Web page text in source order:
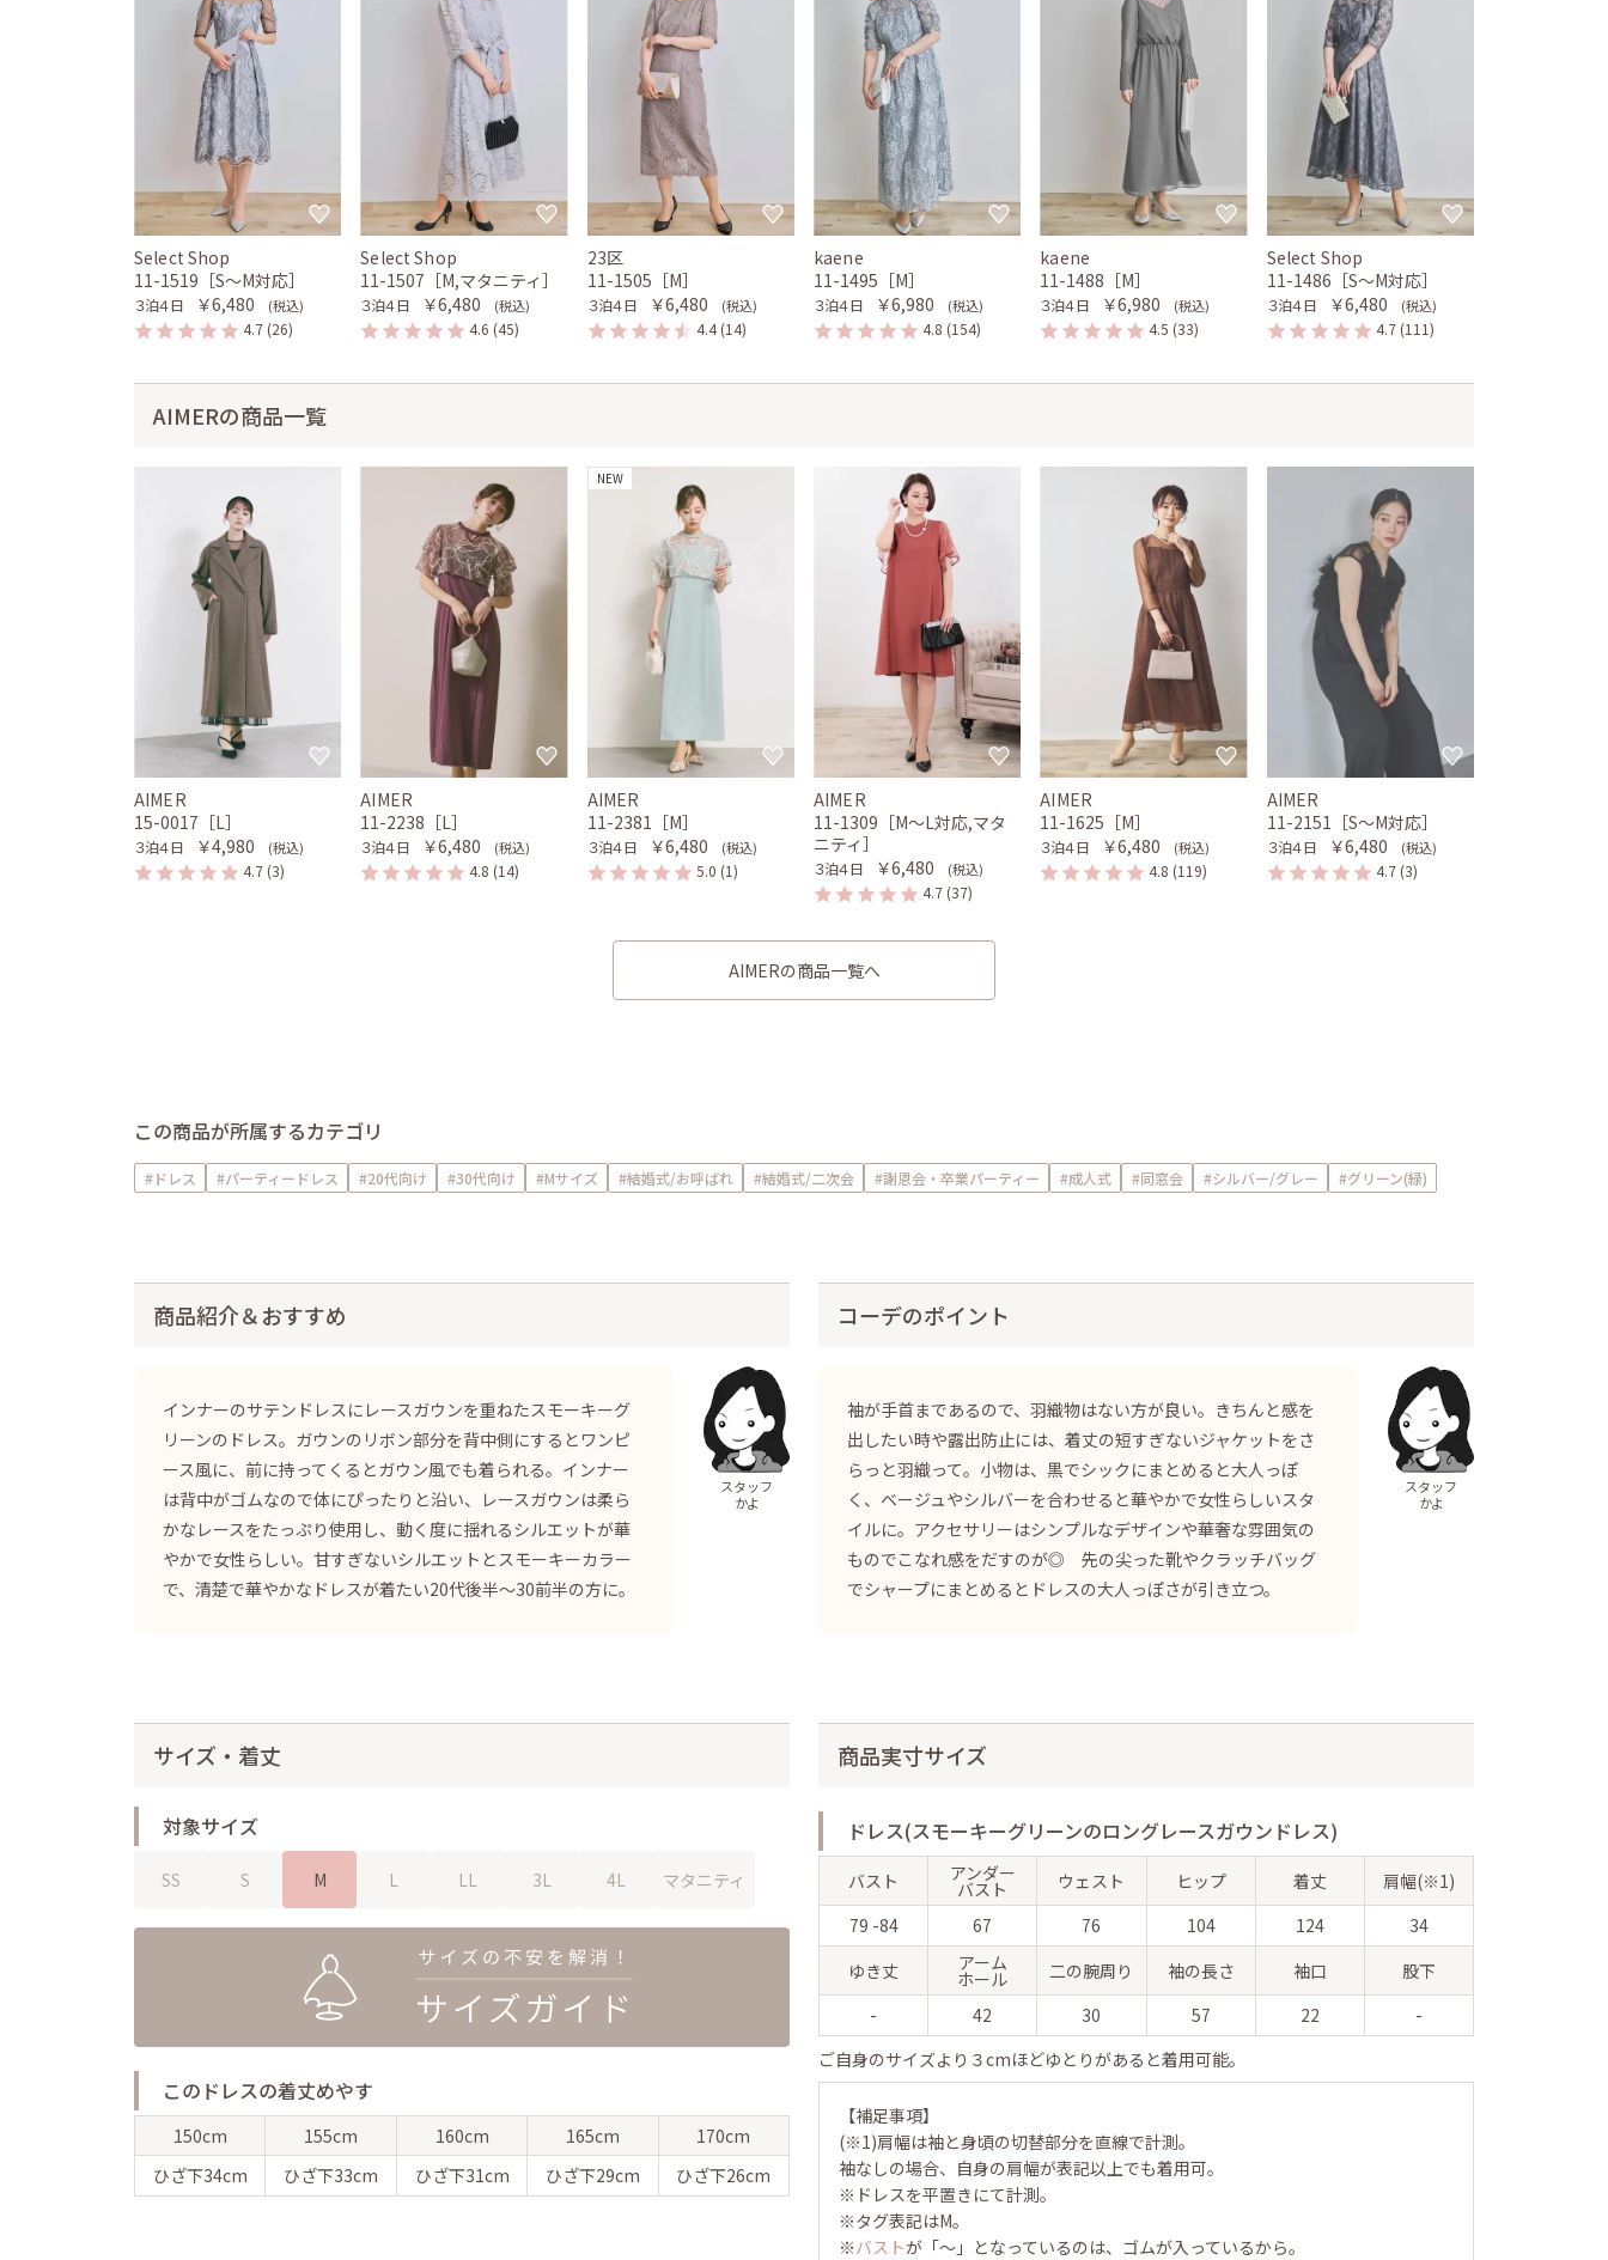
Select Shop
11-1519［S〜M対応］
３泊４日 ￥6,480 (税込)
4.7 (26)
Select Shop
11-1507［M,マタニティ］
３泊４日 ￥6,480 (税込)
4.6 (45)
23区
11-1505［M］
３泊４日 ￥6,480 (税込)
4.4 (14)
kaene
11-1495［M］
３泊４日 ￥6,980 (税込)
4.8 (154)
kaene
11-1488［M］
３泊４日 ￥6,980 (税込)
4.5 (33)
Select Shop
11-1486［S〜M対応］
３泊４日 ￥6,480 (税込)
4.7 (111)
AIMERの商品一覧
AIMER
15-0017［L］
３泊４日 ￥4,980 (税込)
4.7 (3)
AIMER
11-2238［L］
３泊４日 ￥6,480 (税込)
4.8 (14)
NEW
AIMER
11-2381［M］
３泊４日 ￥6,480 (税込)
5.0 (1)
AIMER
11-1309［M〜L対応,マタ
ニティ］
３泊４日 ￥6,480 (税込)
4.7 (37)
AIMER
11-1625［M］
３泊４日 ￥6,480 (税込)
4.8 (119)
AIMER
11-2151［S〜M対応］
３泊４日 ￥6,480 (税込)
4.7 (3)
AIMERの商品一覧へ
この商品が所属するカテゴリ
#ドレス #パーティードレス #20代向け #30代向け #Mサイズ #結婚式/お呼ばれ #結婚式/二次会 #謝恩会・卒業パーティー #成人式 #同窓会 #シルバー/グレー #グリーン(緑)
商品紹介＆おすすめ
インナーのサテンドレスにレースガウンを重ねたスモーキーグ
リーンのドレス。ガウンのリボン部分を背中側にするとワンピ
ース風に、前に持ってくるとガウン風でも着られる。インナー
は背中がゴムなので体にぴったりと沿い、レースガウンは柔ら
かなレースをたっぷり使用し、動く度に揺れるシルエットが華
やかで女性らしい。甘すぎないシルエットとスモーキーカラー
で、清楚で華やかなドレスが着たい20代後半〜30前半の方に。
スタッフ
かよ
コーデのポイント
袖が手首まであるので、羽織物はない方が良い。きちんと感を
出したい時や露出防止には、着丈の短すぎないジャケットをさ
らっと羽織って。小物は、黒でシックにまとめると大人っぽ
く、ベージュやシルバーを合わせると華やかで女性らしいスタ
イルに。アクセサリーはシンプルなデザインや華奢な雰囲気の
ものでこなれ感をだすのが◎ 先の尖った靴やクラッチバッグ
でシャープにまとめるとドレスの大人っぽさが引き立つ。
スタッフ
かよ
サイズ・着丈
対象サイズ
SS S M L LL 3L 4L マタニティ
このドレスの着丈めやす
150cm 155cm 160cm 165cm
170cm
ひざ下34cm ひざ下33cm ひざ下31cm ひざ下29cm ひざ下26cm
商品実寸サイズ
ドレス(スモーキーグリーンのロングレースガウンドレス)
バスト アンダー
バスト ウェスト ヒップ 着丈
肩幅(※1)
79 -84
67 76 104 124
34
ゆき丈
アーム
ホール 二の腕周り 袖の長さ 袖口
股下
-
42 30 57 22
-
ご自身のサイズより３cmほどゆとりがあると着用可能。
【補足事項】
(※1)肩幅は袖と身頃の切替部分を直線で計測。
袖なしの場合、自身の肩幅が表記以上でも着用可。
※ドレスを平置きにて計測。
※タグ表記はM。
※バストが「～」となっているのは、ゴムが入っているから。